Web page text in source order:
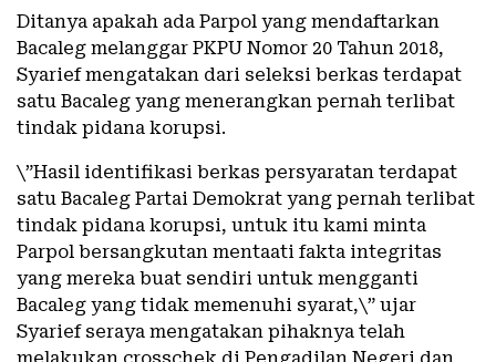
Ditanya apakah ada Parpol yang mendaftarkan
Bacaleg melanggar PKPU Nomor 20 Tahun 2018,
Syarief mengatakan dari seleksi berkas terdapat
satu Bacaleg yang menerangkan pernah terlibat
tindak pidana korupsi.
\”Hasil identifikasi berkas persyaratan terdapat
satu Bacaleg Partai Demokrat yang pernah terlibat
tindak pidana korupsi, untuk itu kami minta
Parpol bersangkutan mentaati fakta integritas
yang mereka buat sendiri untuk mengganti
Bacaleg yang tidak memenuhi syarat,\” ujar
Syarief seraya mengatakan pihaknya telah